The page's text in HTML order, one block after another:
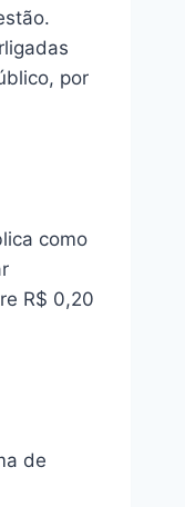
por
como
R$ 0,20
de